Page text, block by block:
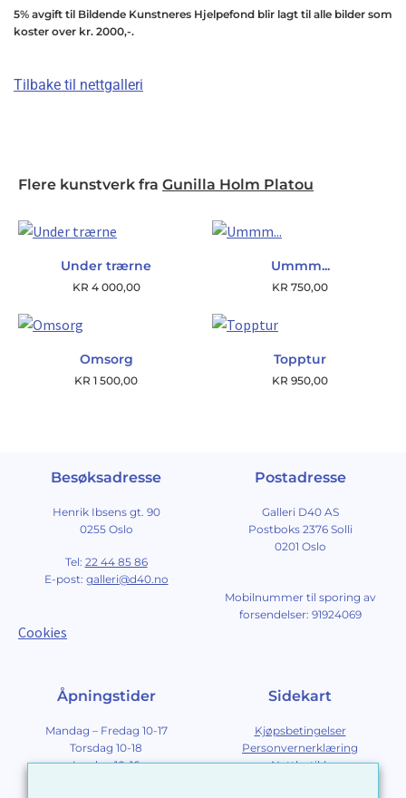
5% avgift til Bildende Kunstneres Hjelpefond blir lagt til alle bilder som
koster over kr. 2000,-.
Tilbake til nettgalleri
Flere kunstverk fra Gunilla Holm Platou
Under trærne
KR 4 000,00
Ummm...
KR 750,00
Omsorg
KR 1 500,00
Topptur
KR 950,00
Besøksadresse
Henrik Ibsens gt. 90
0255 Oslo
Tel: 22 44 85 86
E-post: galleri@d40.no
Cookies
Postadresse
Galleri D40 AS
Postboks 2376 Solli
0201 Oslo
Mobilnummer til sporing av
forsendelser: 91924069
Åpningstider
Mandag – Fredag 10-17
Torsdag 10-18
Lørdag 10-16
Sidekart
Kjøpsbetingelser
Personvernerklæring
Nettbutikk